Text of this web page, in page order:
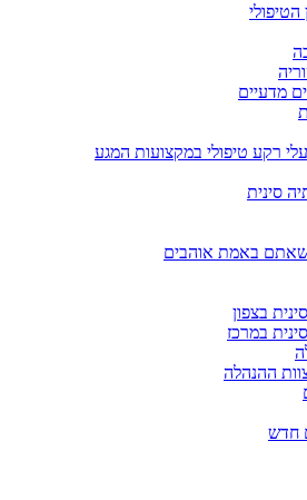
הטיפולי
מדעיים
רקע טיפולי במקצועות המגע
סינית
שאתם באמת אוהבים
בצפון
במרכז
ההנהלה
חדש